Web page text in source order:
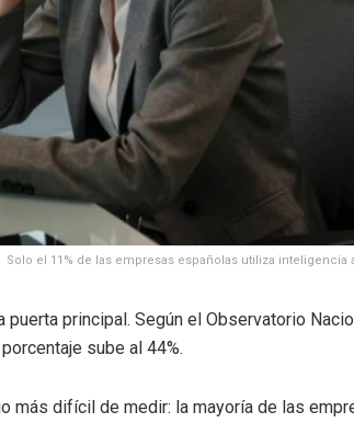
Solo el 11% de las empresas españolas utiliza
principal. Según el Observatorio
sube al 44%.
difícil de medir: la mayoría de las